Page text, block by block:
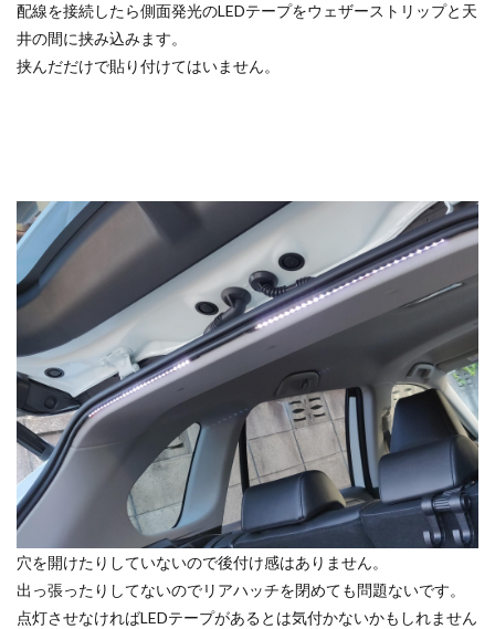
配線を接続したら側面発光のLEDテープをウェザーストリップと天
井の間に挟み込みます。
挟んだだけで貼り付けてはいません。
穴を開けたりしていないので後付け感はありません。
出っ張ったりしてないのでリアハッチを閉めても問題ないです。
点灯させなければLEDテープがあるとは気付かないかもしれません